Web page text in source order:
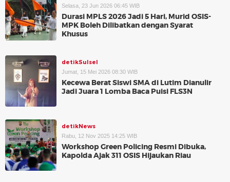
Selasa, 23 Jun 2026 06:45 WIB
Durasi MPLS 2026 Jadi 5 Hari, Murid OSIS-
MPK Boleh Dilibatkan dengan Syarat
Khusus
detikSulsel
Jumat, 15 Mei 2026 08:30 WIB
Kecewa Berat Siswi SMA di Lutim Dianulir
Jadi Juara 1 Lomba Baca Puisi FLS3N
detikNews
Rabu, 12 Nov 2025 14:25 WIB
Workshop Green Policing Resmi Dibuka,
Kapolda Ajak 311 OSIS Hijaukan Riau